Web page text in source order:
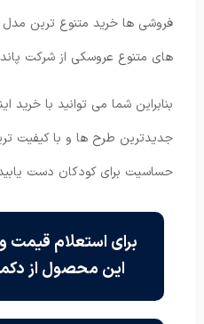
فروشی ها خرید متنوع ترین
های متنوع عروسکی از شرکت
بنابراین شما می ‌توانید با خرید
جدیدترین طرح ها و با
حساسیت برای کودکان دست
برای استعلام قیمت
این محصول از